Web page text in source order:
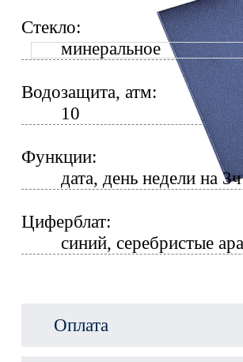
Стекло:
минеральное
Водозащита, атм:
10
Функции:
дата, день недели на 3ч
Циферблат:
синий, серебристые
Оплата